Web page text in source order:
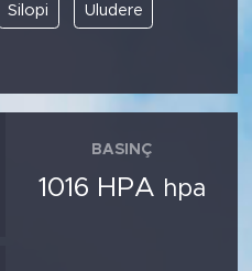
Silopi Uludere
BASINÇ
1016 HPA hpa